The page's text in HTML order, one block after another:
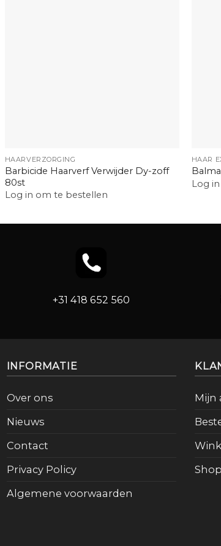
HAARVERZORGING
Barbicide Haarverf Verwijder Dy-zoff
80st
Log in om te bestellen
HAAR
Log
+31 418 652 560
INFORMATIE
Over ons
Nieuws
Contact
Privacy Policy
Algemene voorwaarden
Mijn
Shop